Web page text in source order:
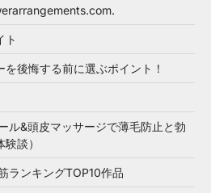
ト
後悔する前に選ぶポイント！
ル&頭皮マッサージで薄毛防止と勃
談）
ランキングTOP10作品